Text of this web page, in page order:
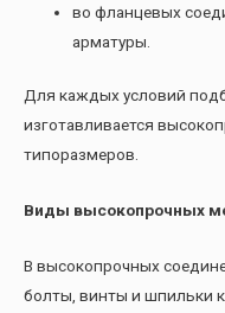
во фланцевых
арматуры.
Для каждых условий
изготавливается
типоразмеров.
Виды высокопрочных
В высокопрочных
болты, винты и шпильки